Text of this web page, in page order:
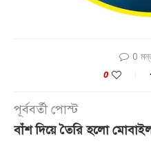
0
0
পূর্ববর্তী পোস্ট
বাঁশ দিয়ে তৈরি হলো